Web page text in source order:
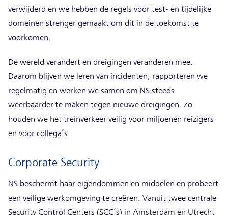
verwijderd en we hebben de regels voor test- en tijdelijke
domeinen strenger gemaakt om dit in de toekomst te
voorkomen.
De wereld verandert en dreigingen veranderen mee.
Daarom blijven we leren van incidenten, rapporteren we
regelmatig en werken we samen om NS steeds
weerbaarder te maken tegen nieuwe dreigingen. Zo
houden we het treinverkeer veilig voor miljoenen reizigers
en voor collega’s.
Corporate Security
NS beschermt haar eigendommen en middelen en probeert
een veilige werkomgeving te creëren. Vanuit twee centrale
Security Control Centers (SCC’s) in Amsterdam en Utrecht